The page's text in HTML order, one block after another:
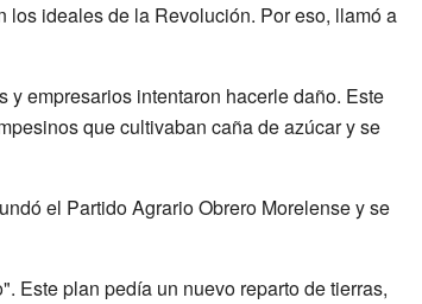
ideales de la Revolución. Por eso, llamó a
empresarios intentaron hacerle daño. Este
que cultivaban caña de azúcar y se
el Partido Agrario Obrero Morelense y se
Este plan pedía un nuevo reparto de tierras,